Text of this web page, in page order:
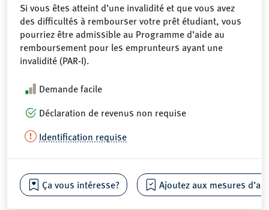
Si vous êtes atteint d’une invalidité et que vous avez
des difficultés à rembourser votre prêt étudiant, vous
pourriez être admissible au Programme d’aide au
remboursement pour les emprunteurs ayant une
invalidité (PAR-I).
Demande facile
Déclaration de revenus non requise
Identification requise
Ça vous intéresse? Ajoutez aux mesures